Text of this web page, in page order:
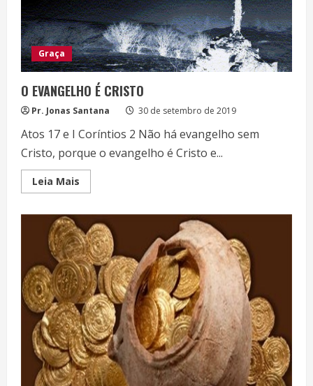
Graça
O EVANGELHO É CRISTO
Pr. Jonas Santana 30 de setembro de 2019
Atos 17 e I Coríntios 2 Não há evangelho sem
Cristo, porque o evangelho é Cristo e...
Leia Mais
more
EVANGELHO
É
CRISTO